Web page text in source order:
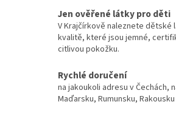
Jen ověřené látky pro děti
V Krajčírkově naleznete dětské
kvalitě, které jsou jemné,
citlivou pokožku.
Rychlé doručení
na jakoukoli adresu v Čechách,
Maďarsku, Rumunsku,